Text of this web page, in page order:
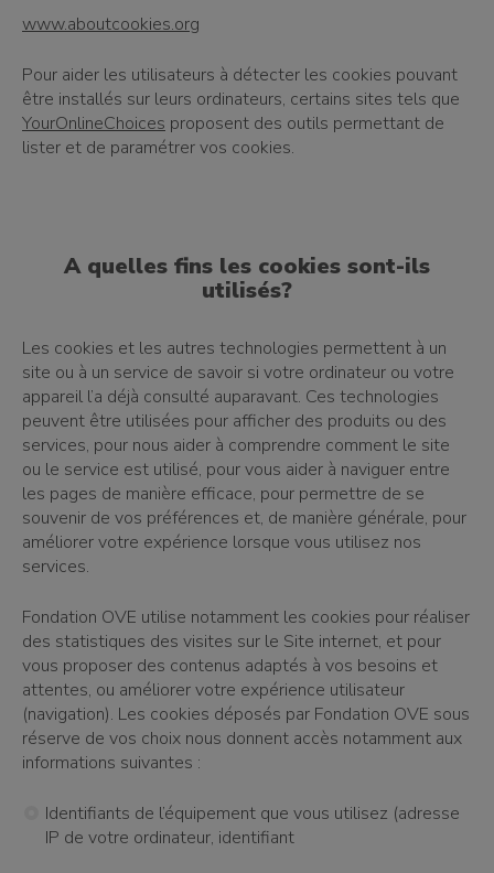
www.aboutcookies.org
Pour aider les utilisateurs à détecter les cookies pouvant
être installés sur leurs ordinateurs, certains sites tels que
YourOnlineChoices proposent des outils permettant de
lister et de paramétrer vos cookies.
A quelles fins les cookies sont-ils
utilisés?
Les cookies et les autres technologies permettent à un
site ou à un service de savoir si votre ordinateur ou votre
appareil l’a déjà consulté auparavant. Ces technologies
peuvent être utilisées pour afficher des produits ou des
services, pour nous aider à comprendre comment le site
ou le service est utilisé, pour vous aider à naviguer entre
les pages de manière efficace, pour permettre de se
souvenir de vos préférences et, de manière générale, pour
améliorer votre expérience lorsque vous utilisez nos
services.
Fondation OVE utilise notamment les cookies pour réaliser
des statistiques des visites sur le Site internet, et pour
vous proposer des contenus adaptés à vos besoins et
attentes, ou améliorer votre expérience utilisateur
(navigation). Les cookies déposés par Fondation OVE sous
réserve de vos choix nous donnent accès notamment aux
informations suivantes :
Identifiants de l’équipement que vous utilisez (adresse
IP de votre ordinateur, identifiant